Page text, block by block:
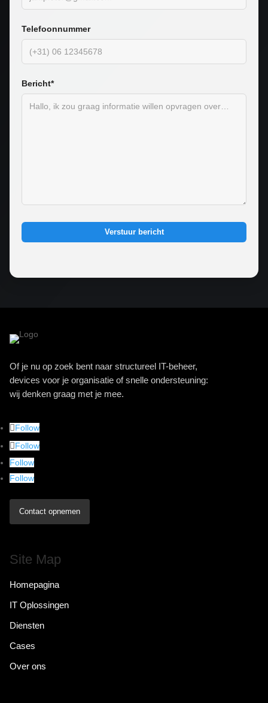
Telefoonnummer
Bericht*
Verstuur bericht
Of je nu op zoek bent naar structureel IT-beheer,
devices voor je organisatie of snelle ondersteuning:
wij denken graag met je mee.
Follow
Follow
Follow
Follow
Contact opnemen
Site Map
Homepagina
IT Oplossingen
Diensten
Cases
Over ons